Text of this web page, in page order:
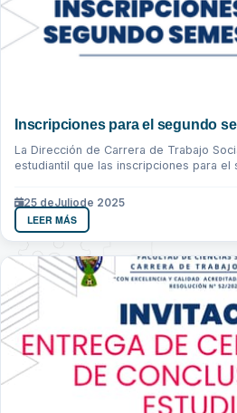
Inscripciones para el segundo
La Dirección de Carrera de Trabajo
estudiantil que las inscripciones para
25 deJuliode 2025
LEER MÁS